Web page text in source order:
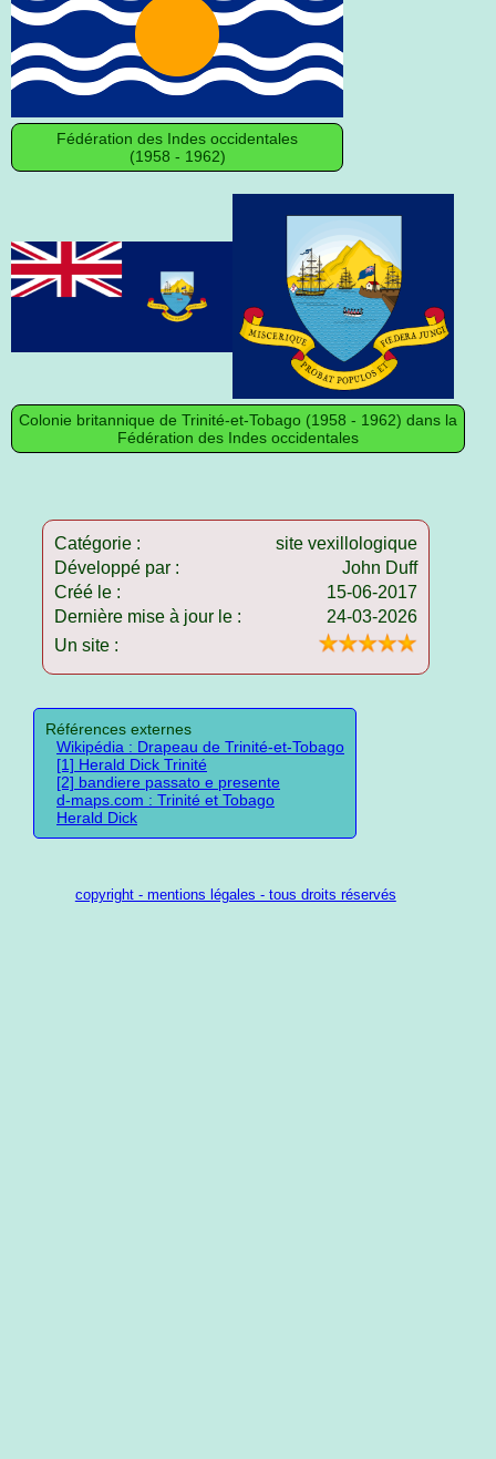
Fédération des Indes occidentales
(1958 - 1962)
Colonie britannique de Trinité-et-Tobago (1958 - 1962) dans la
Fédération des Indes occidentales
Catégorie :
site vexillologique
Développé par :
John Duff
Créé le :
15-06-2017
Dernière mise à jour le :
24-03-2026
Un site :
Références externes
Wikipédia : Drapeau de Trinité-et-Tobago
[1] Herald Dick Trinité
[2] bandiere passato e presente
d-maps.com : Trinité et Tobago
Herald Dick
copyright - mentions légales - tous droits réservés